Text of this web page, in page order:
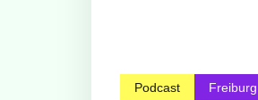
Podcast Freiburg